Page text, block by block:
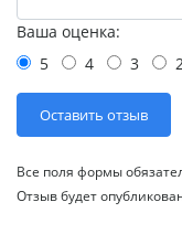
Ваша оценка:
5
4 3 2
Все поля формы
Отзыв будет